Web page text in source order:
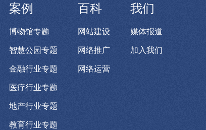
案例
博物馆专题
智慧公园专题
金融行业专题
医疗行业专题
地产行业专题
教育行业专题
百科
网站建设
网络推广
网络运营
我们
媒体报道
加入我们